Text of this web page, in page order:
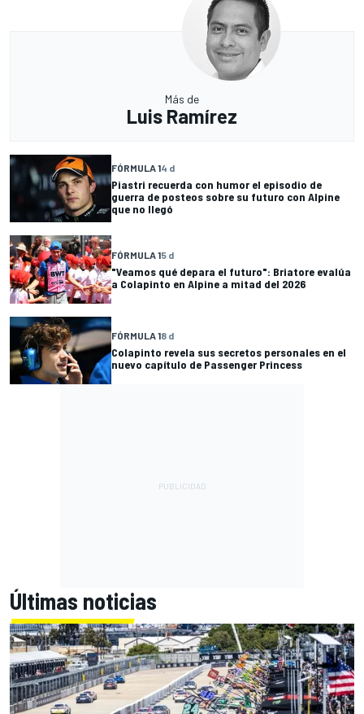
Más de
Luis Ramírez
FÓRMULA 14 d
Piastri recuerda con humor el episodio de
guerra de posteos sobre su futuro con Alpine
que no llegó
FÓRMULA 15 d
"Veamos qué depara el futuro": Briatore evalúa
a Colapinto en Alpine a mitad del 2026
FÓRMULA 18 d
Colapinto revela sus secretos personales en el
nuevo capítulo de Passenger Princess
Últimas noticias